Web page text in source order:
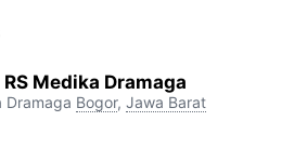
Medika Dramaga
Dramaga Bogor, Jawa Barat